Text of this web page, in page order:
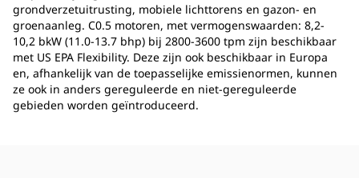
grondverzetuitrusting, mobiele lichttorens en gazon- en
groenaanleg. C0.5 motoren, met vermogenswaarden: 8,2-
10,2 bkW (11.0-13.7 bhp) bij 2800-3600 tpm zijn beschikbaar
met US EPA Flexibility. Deze zijn ook beschikbaar in Europa
en, afhankelijk van de toepasselijke emissienormen, kunnen
ze ook in anders gereguleerde en niet-gereguleerde
gebieden worden geïntroduceerd.